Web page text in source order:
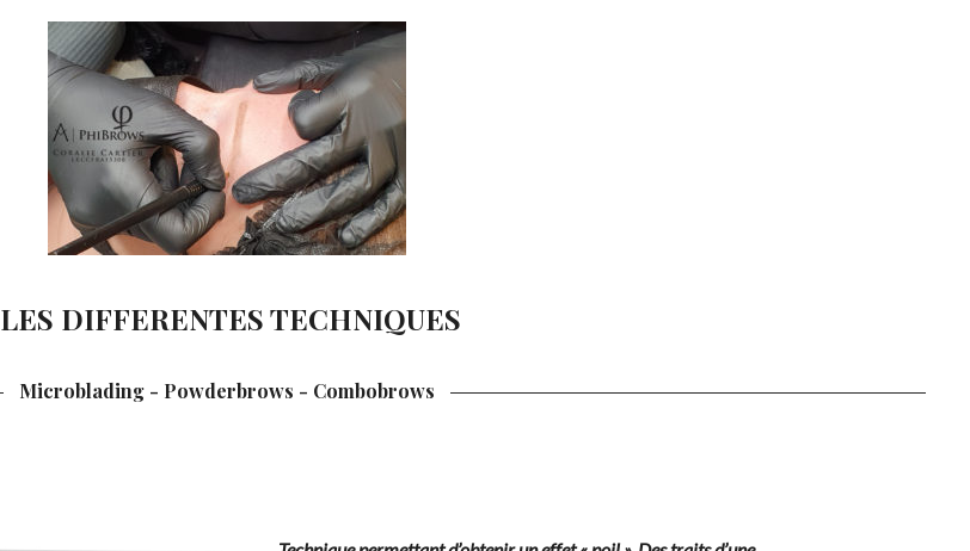
LES DIFFERENTES TECHNIQUES
Microblading - Powderbrows - Combobrows